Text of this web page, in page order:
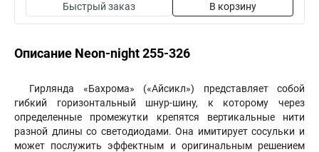
Быстрый заказ В корзину
Описание Neon-night 255-326
Гирлянда «Бахрома» («Айсикл») представляет собой
гибкий горизонтальный шнур-шину, к которому через
определенные промежутки крепятся вертикальные нити
разной длины со светодиодами. Она имитирует сосульки и
может послужить эффектным и оригинальным решением